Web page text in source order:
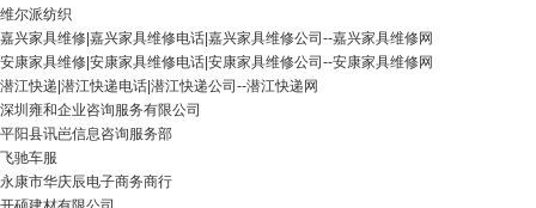
维尔派纺织
嘉兴家具维修|嘉兴家具维修电话|嘉兴家具维修公司--嘉兴家具维修网
安康家具维修|安康家具维修电话|安康家具维修公司--安康家具维修网
潜江快递|潜江快递电话|潜江快递公司--潜江快递网
深圳雍和企业咨询服务有限公司
平阳县讯岜信息咨询服务部
飞驰车服
永康市华庆辰电子商务商行